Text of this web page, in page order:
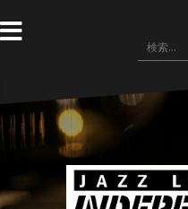
ン
テ
へ
ス
検
索: